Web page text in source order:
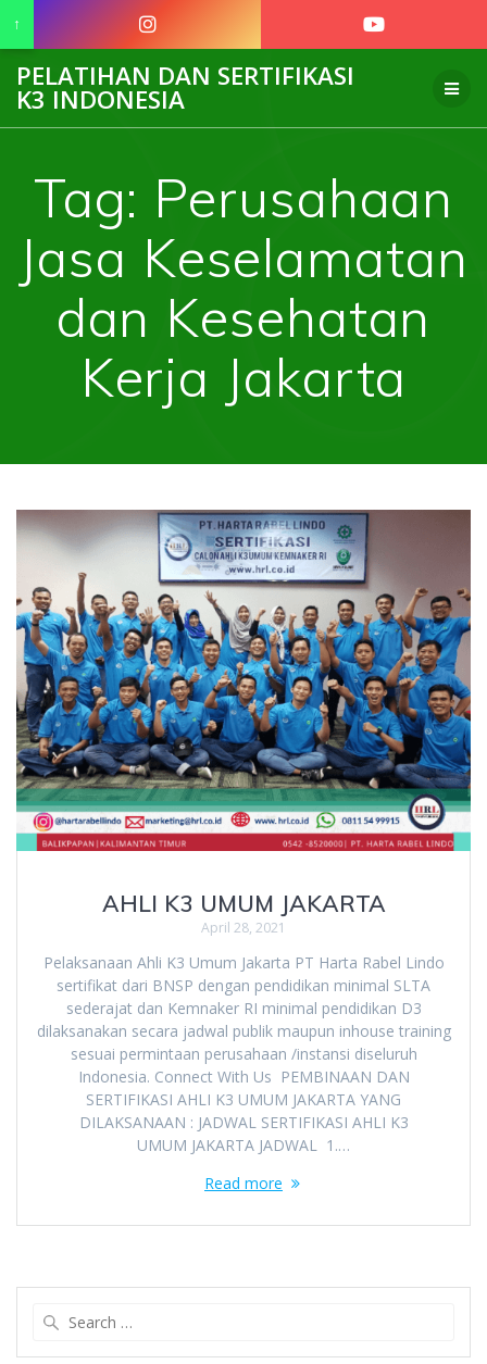
to
PELATIHAN DAN SERTIFIKASI
K3 INDONESIA
Tag: Perusahaan
Jasa Keselamatan
dan Kesehatan
Kerja Jakarta
AHLI K3 UMUM JAKARTA
April 28, 2021
Pelaksanaan Ahli K3 Umum Jakarta PT Harta Rabel Lindo
sertifikat dari BNSP dengan pendidikan minimal SLTA
sederajat dan Kemnaker RI minimal pendidikan D3
dilaksanakan secara jadwal publik maupun inhouse training
sesuai permintaan perusahaan /instansi diseluruh
Indonesia. Connect With Us PEMBINAAN DAN
SERTIFIKASI AHLI K3 UMUM JAKARTA YANG
DILAKSANAAN : JADWAL SERTIFIKASI AHLI K3
UMUM JAKARTA JADWAL 1.…
Read more
↑